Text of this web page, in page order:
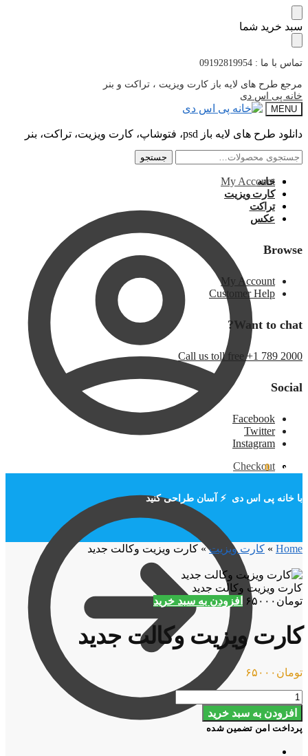
پرش
به
پرش
به
سبد خرید شما
تماس با ما : 09192819954
مرجع طرح های لایه باز کارت ویزیت ، تراکت و بنر
خانه پی اس دی
MENU
دانلود طرح های لایه باز psd، فتوشاپ، کارت ویزیت، تراکت، بنر
جستجو
جستجو
My Account
Checkout
جستجو
جستجو
خانه
کارت ویزیت
تراکت
عکس
Browse
My Account
Customer Help
Want to chat?
Call us toll free +1 789 2000
Social
Facebook
Twitter
Instagram
تومان ۰ 0
با خانه پی اس دی ⚡ آسان طراحی کنید
Home
» کارت ویزیت » کارت ویزیت وکالت جدید
کارت ویزیت وکالت جدید
تومان ۶۵۰۰۰ افزودن به سبد خرید
کارت ویزیت وکالت جدید
تومان ۶۵۰۰۰
کارت
ویزیت
وکالت
جدید
افزودن به سبد خرید
پرداخت امن تضمین شده